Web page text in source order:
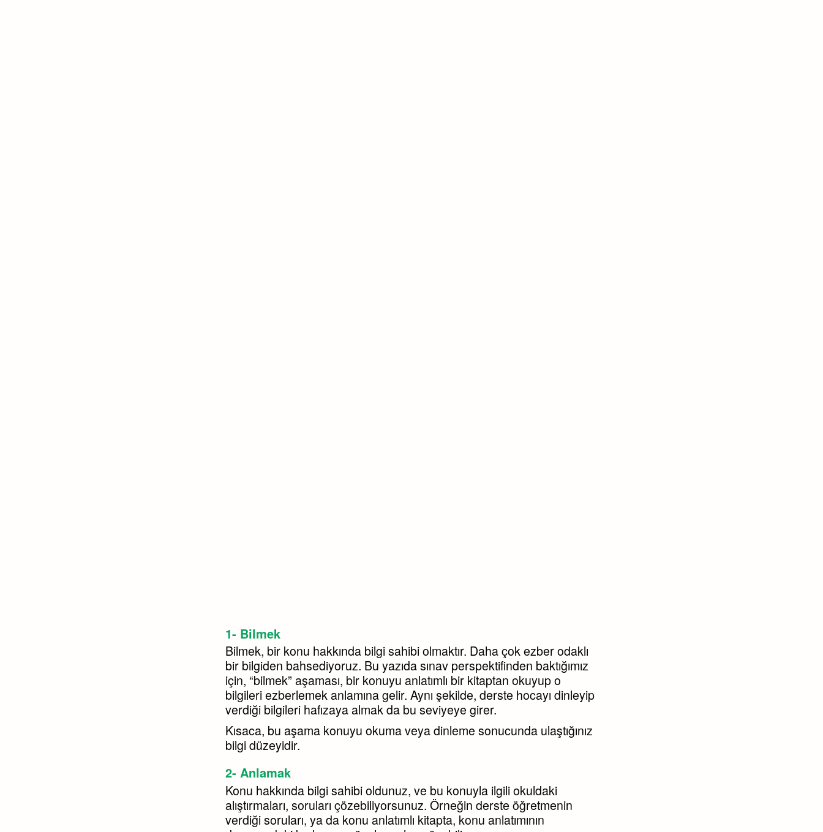
1- Bilmek
Bilmek, bir konu hakkında bilgi sahibi olmaktır. Daha çok ezber odaklı
bir bilgiden bahsediyoruz. Bu yazıda sınav perspektifinden baktığımız
için, “bilmek” aşaması, bir konuyu anlatımlı bir kitaptan okuyup o
bilgileri ezberlemek anlamına gelir. Aynı şekilde, derste hocayı dinleyip
verdiği bilgileri hafızaya almak da bu seviyeye girer.
Kısaca, bu aşama konuyu okuma veya dinleme sonucunda ulaştığınız
bilgi düzeyidir.
2- Anlamak
Konu hakkında bilgi sahibi oldunuz, ve bu konuyla ilgili okuldaki
alıştırmaları, soruları çözebiliyorsunuz. Örneğin derste öğretmenin
verdiği soruları, ya da konu anlatımlı kitapta, konu anlatımının